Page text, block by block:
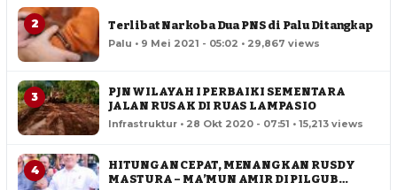
2 Terlibat Narkoba Dua PNS di Palu Ditangkap
Palu • 9 Mei 2021 - 05:02 • 29,867 views
3
PJN WILAYAH I PERBAIKI SEMENTARA
JALAN RUSAK DI RUAS LAMPASIO
Infrastruktur • 28 Okt 2020 - 07:51 • 15,213 views
4
HITUNGAN CEPAT, MENANGKAN RUSDY
MASTURA – MA’MUN AMIR DI PILGUB